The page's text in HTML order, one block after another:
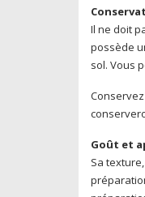
Il ne doit
possède
sol. Vous
Goût et
Sa